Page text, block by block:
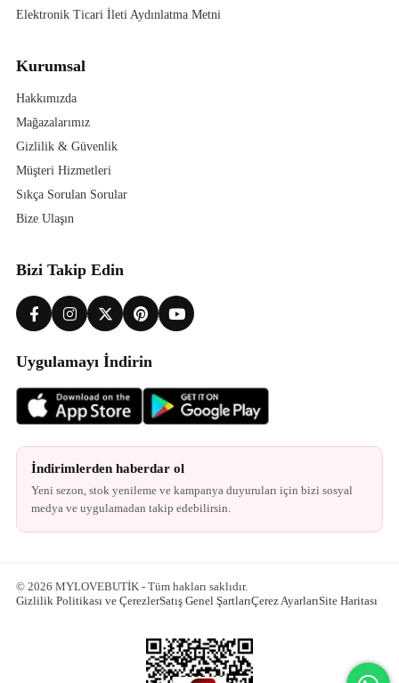
Elektronik Ticari İleti Aydınlatma Metni
Kurumsal
Hakkımızda
Mağazalarımız
Gizlilik & Güvenlik
Müşteri Hizmetleri
Sıkça Sorulan Sorular
Bize Ulaşın
Bizi Takip Edin
Uygulamayı İndirin
İndirimlerden haberdar ol
Yeni sezon, stok yenileme ve kampanya duyuruları için bizi sosyal
medya ve uygulamadan takip edebilirsin.
© 2026 MYLOVEBUTİK - Tüm hakları saklıdır.
Gizlilik Politikası ve ÇerezlerSatış Genel ŞartlarıÇerez AyarlarıSite Haritası